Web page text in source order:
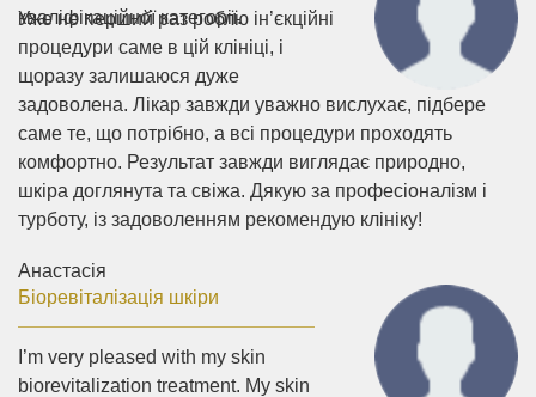
кваліфікаційної категорії.
Уже не перший раз роблю ін’єкційні
процедури саме в цій клініці, і
щоразу залишаюся дуже
задоволена. Лікар завжди уважно вислухає, підбере
саме те, що потрібно, а всі процедури проходять
комфортно. Результат завжди виглядає природно,
шкіра доглянута та свіжа. Дякую за професіоналізм і
турботу, із задоволенням рекомендую клініку!
Анастасія
Біоревіталізація шкіри
I’m very pleased with my skin
biorevitalization treatment. My skin